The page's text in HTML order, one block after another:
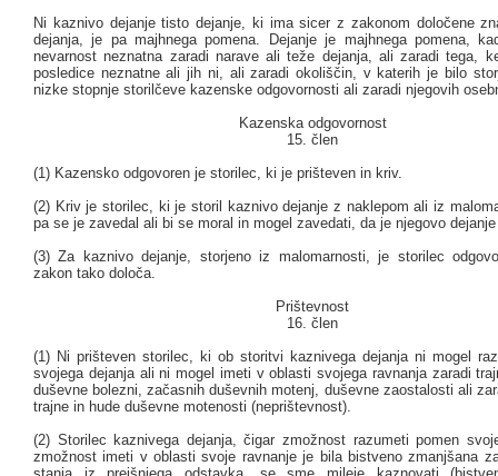
Ni kaznivo dejanje tisto dejanje, ki ima sicer z zakonom določene
dejanja, je pa majhnega pomena. Dejanje je majhnega pomena,
nevarnost neznatna zaradi narave ali teže dejanja, ali zaradi tega,
posledice neznatne ali jih ni, ali zaradi okoliščin, v katerih je bilo
nizke stopnje storilčeve kazenske odgovornosti ali zaradi njegovih
Kazenska odgovornost
15. člen
(1) Kazensko odgovoren je storilec, ki je prišteven in kriv.
(2) Kriv je storilec, ki je storil kaznivo dejanje z naklepom ali iz
pa se je zavedal ali bi se moral in mogel zavedati, da je njegovo
(3) Za kaznivo dejanje, storjeno iz malomarnosti, je storilec
zakon tako določa.
Prištevnost
16. člen
(1) Ni prišteven storilec, ki ob storitvi kaznivega dejanja ni mogel
svojega dejanja ali ni mogel imeti v oblasti svojega ravnanja zaradi
duševne bolezni, začasnih duševnih motenj, duševne zaostalosti ali
trajne in hude duševne motenosti (neprištevnost).
(2) Storilec kaznivega dejanja, čigar zmožnost razumeti pomen
zmožnost imeti v oblasti svoje ravnanje je bila bistveno zmanjšana